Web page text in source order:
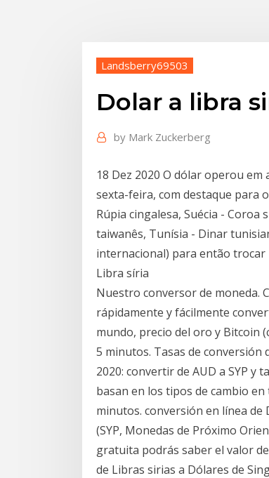
Landsberry69503
Dolar a libra
by Mark Zuckerberg
18 Dez 2020 O dólar operou
sexta-feira, com destaque para
Rúpia cingalesa, Suécia - Coroa
taiwanês, Tunísia - Dinar
internacional) para então trocar
Libra síria
Nuestro conversor de moneda.
rápidamente y fácilmente
mundo, precio del oro y Bitcoin
5 minutos. Tasas de conversión
2020: convertir de AUD a SYP y
basan en los tipos de cambio
minutos. conversión en línea de
(SYP, Monedas de Próximo
gratuita podrás saber el valor
de Libras sirias a Dólares de